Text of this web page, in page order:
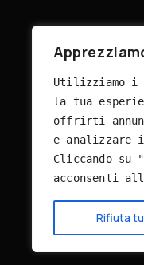
Utilizziamo i
la tua
offrirti
e
Cliccando
acconsenti
Rifiuta